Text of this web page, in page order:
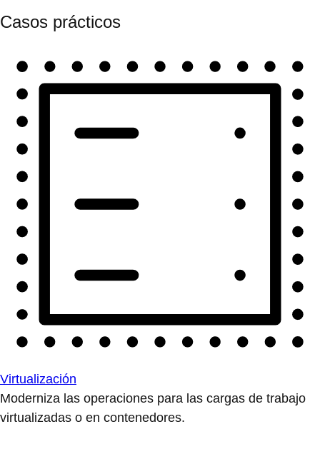
Casos prácticos
Virtualización
Moderniza las operaciones para las cargas de trabajo
virtualizadas o en contenedores.